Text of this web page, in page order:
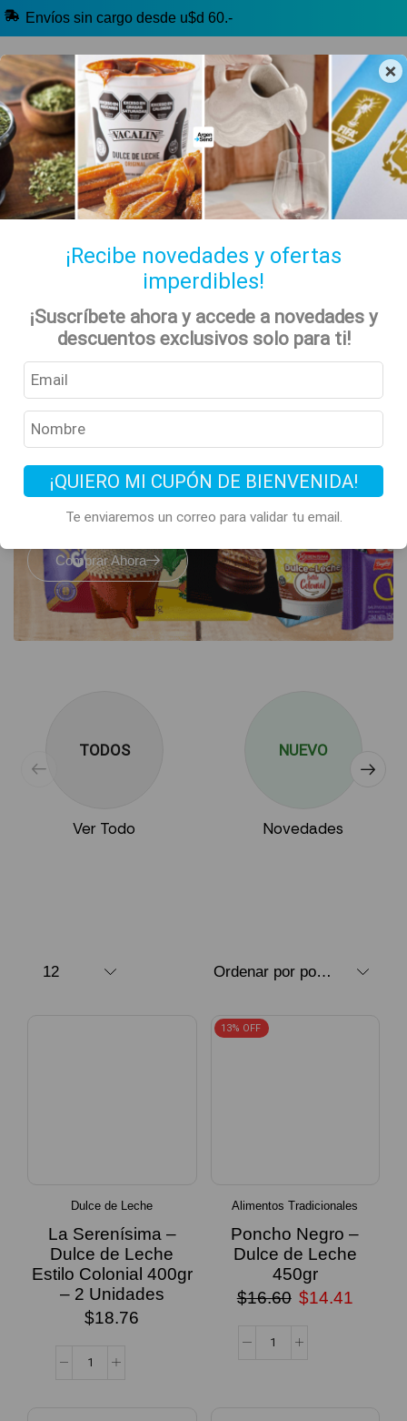
×
¡Recibe novedades y ofertas
imperdibles!
¡Suscríbete ahora y accede a novedades y
descuentos exclusivos solo para ti!
¡QUIERO MI CUPÓN DE BIENVENIDA!
Te enviaremos un correo para validar tu email.
Envíos sin cargo desde u$d 60.-
🔥 Selección Argentina
🧉 Clásicos argentinos 🏷️ Todas las categorías
Inicio Tienda Alimentos Dulce de Leche
Todos los clásicos
de Argentina
están acá
Comprar Ahora
TODOS
Ver Todo
NUEVO
Novedades
Dulce de Leche
La Serenísima –
Dulce de Leche
Estilo Colonial 400gr
– 2 Unidades
$18.76
13% OFF
Alimentos Tradicionales
Poncho Negro –
Dulce de Leche
450gr
$16.60 $14.41